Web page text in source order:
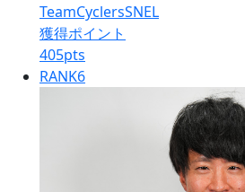
TeamCyclersSNEL
獲得ポイント
405pts
RANK6